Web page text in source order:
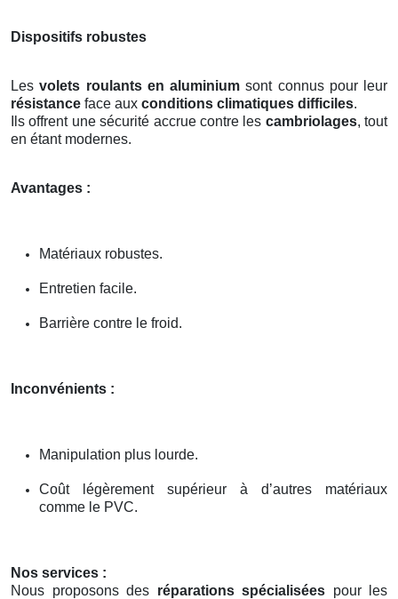
Dispositifs robustes
Lesvolets roulants en aluminium sont connus pour leur
résistance face aux conditions climatiques difficiles.
Ils offrent une sécurité accrue contre les cambriolages, tout
en étant modernes.
Avantages :
Matériaux robustes.
Entretien facile.
Barrière contre le froid.
Inconvénients :
Manipulation plus lourde.
Coût légèrement supérieur à d’autres matériaux
comme le PVC.
Nos services :
Nous proposons des réparations spécialisées pour les